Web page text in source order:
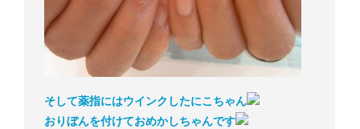
そして薬指にはウインクしたにこちゃん
おりぼんを付けておめかしちゃんです